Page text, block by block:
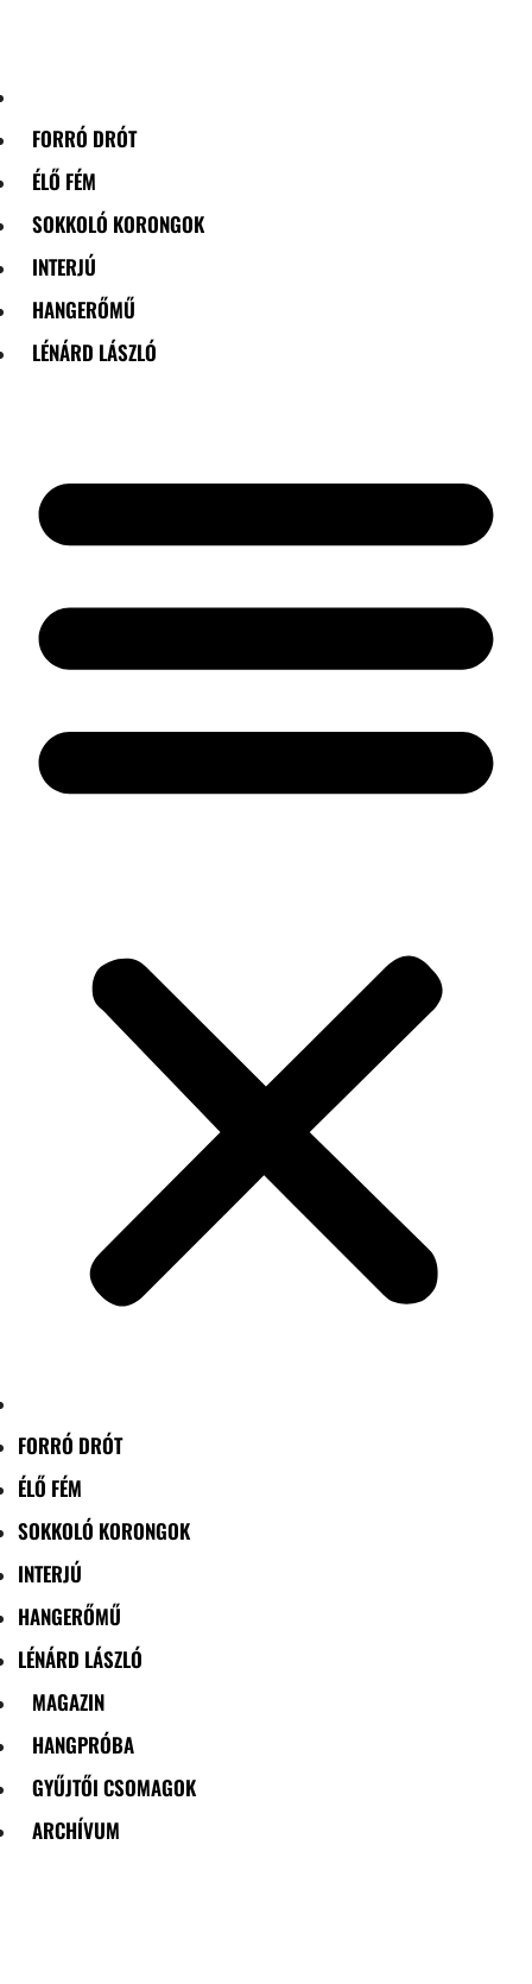
FORRÓ DRÓT
ÉLŐ FÉM
SOKKOLÓ KORONGOK
INTERJÚ
HANGERŐMŰ
LÉNÁRD LÁSZLÓ
FORRÓ DRÓT
ÉLŐ FÉM
SOKKOLÓ KORONGOK
INTERJÚ
HANGERŐMŰ
LÉNÁRD LÁSZLÓ
MAGAZIN
HANGPRÓBA
GYŰJTŐI CSOMAGOK
ARCHÍVUM